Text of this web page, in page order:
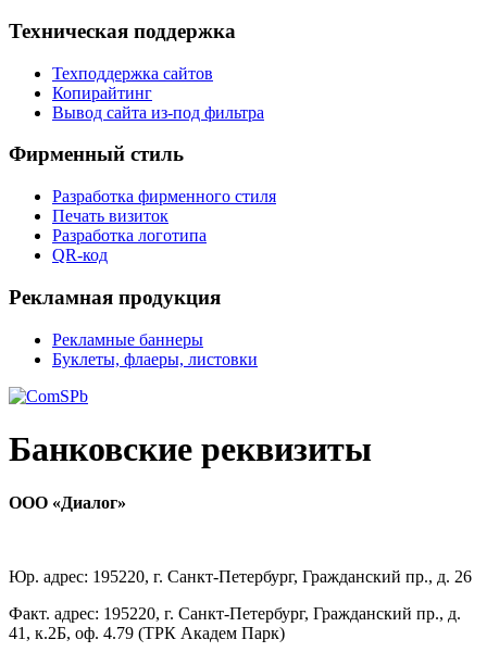
Техническая поддержка
Техподдержка сайтов
Копирайтинг
Вывод сайта из-под фильтра
Фирменный стиль
Разработка фирменного стиля
Печать визиток
Разработка логотипа
QR-код
Рекламная продукция
Рекламные баннеры
Буклеты, флаеры, листовки
Банковские реквизиты
ООО «Диалог»
Юр. адрес: 195220, г. Санкт-Петербург, Гражданский пр., д. 26
Факт. адрес: 195220, г. Санкт-Петербург, Гражданский пр., д.
41, к.2Б, оф. 4.79 (ТРК Академ Парк)